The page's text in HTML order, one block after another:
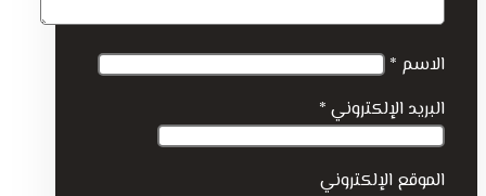
الاسم *
البريد الإلكتروني *
الموقع الإلكتروني